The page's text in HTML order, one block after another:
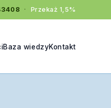
· Przekaż 1,5%
Baza wiedzyKontakt